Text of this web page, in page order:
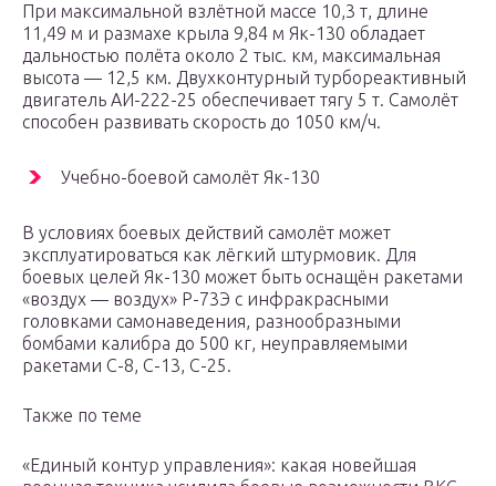
При максимальной взлётной массе 10,3 т, длине
11,49 м и размахе крыла 9,84 м Як-130 обладает
дальностью полёта около 2 тыс. км, максимальная
высота — 12,5 км. Двухконтурный турбореактивный
двигатель АИ-222-25 обеспечивает тягу 5 т. Самолёт
способен развивать скорость до 1050 км/ч.
Учебно-боевой самолёт Як-130
В условиях боевых действий самолёт может
эксплуатироваться как лёгкий штурмовик. Для
боевых целей Як-130 может быть оснащён ракетами
«воздух — воздух» Р-73Э с инфракрасными
головками самонаведения, разнообразными
бомбами калибра до 500 кг, неуправляемыми
ракетами С-8, С-13, С-25.
Также по теме
«Единый контур управления»: какая новейшая